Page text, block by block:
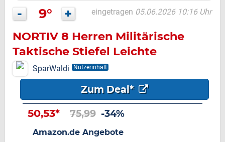
- 9° + eingetragen 05.06.2026 10:16 Uhr
NORTIV 8 Herren Militärische
Taktische Stiefel Leichte
Bequeme Stiefel
SparWaldi Nutzerinhalt
Zum Deal*
50,53* 75,99 -34%
Amazon.de Angebote